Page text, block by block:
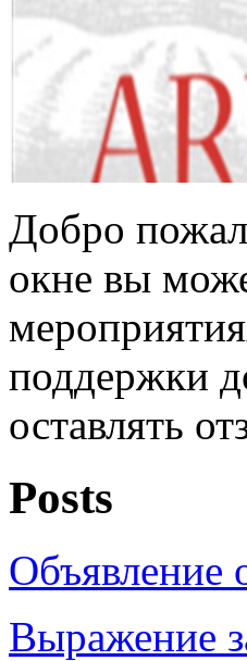
Добро
окне вы
поддержки
оставлять
Posts
Объявление
Выражение